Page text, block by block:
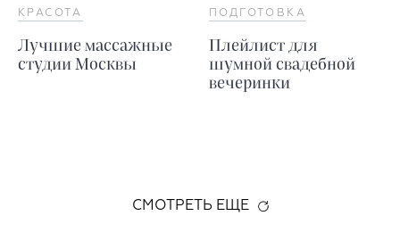
КРАСОТА
Лучшие массажные
студии Москвы
ПОДГОТОВКА
Плейлист для
шумной свадебной
вечеринки
СМОТРЕТЬ ЕЩЕ